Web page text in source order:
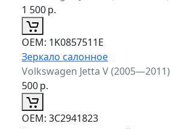
1 500р.
ОЕМ: 1K0857511E
Зеркало салонное
Volkswagen Jetta V (2005—2011)
500р.
ОЕМ: 3C2941823